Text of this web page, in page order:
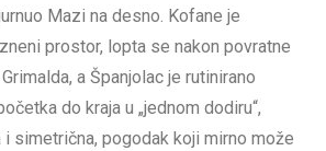
Mazi na desno. Kofane je
prostor, lopta se nakon povratne
a Španjolac je rutinirano
do kraja u „jednom dodiru“,
simetrična, pogodak koji mirno može